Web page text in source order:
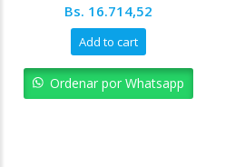
Original
price
was:
Bs. 18.571,69.
Bs. 16.714,52
Bs. 16.714,52.
Add to cart
Ordenar por Whatsapp